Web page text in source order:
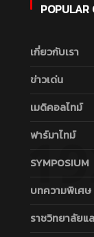
POPULAR
เกี่ยวกับเรา
ข่าวเด่น
เมดิคอลไทม์
ฟาร์มาไทม์
SYMPOSIUM
บทความพิเศษ
ราชวิทยาลัยแ